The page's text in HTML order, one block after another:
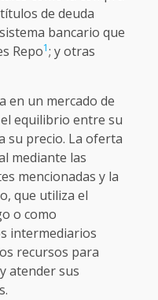
de deuda
bancario que
Repo1; y otras
en un mercado de
equilibrio entre su
su precio. La oferta
mediante las
mencionadas y la
que utiliza el
o como
intermediarios
recursos para
atender sus